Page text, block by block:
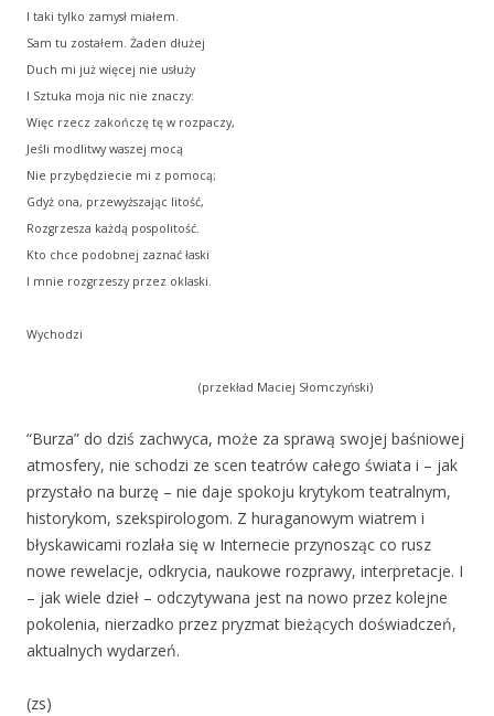
I taki tylko zamysł miałem.
Sam tu zostałem. Żaden dłużej
Duch mi już więcej nie usłuży
I Sztuka moja nic nie znaczy:
Więc rzecz zakończę tę w rozpaczy,
Jeśli modlitwy waszej mocą
Nie przybędziecie mi z pomocą;
Gdyż ona, przewyższając litość,
Rozgrzesza każdą pospolitość.
Kto chce podobnej zaznać łaski
I mnie rozgrzeszy przez oklaski.
Wychodzi
(przekład Maciej Słomczyński)
“Burza” do dziś zachwyca, może za sprawą swojej baśniowej
atmosfery, nie schodzi ze scen teatrów całego świata i – jak
przystało na burzę – nie daje spokoju krytykom teatralnym,
historykom, szekspirologom. Z huraganowym wiatrem i
błyskawicami rozlała się w Internecie przynosząc co rusz
nowe rewelacje, odkrycia, naukowe rozprawy, interpretacje. I
– jak wiele dzieł – odczytywana jest na nowo przez kolejne
pokolenia, nierzadko przez pryzmat bieżących doświadczeń,
aktualnych wydarzeń.
(zs)